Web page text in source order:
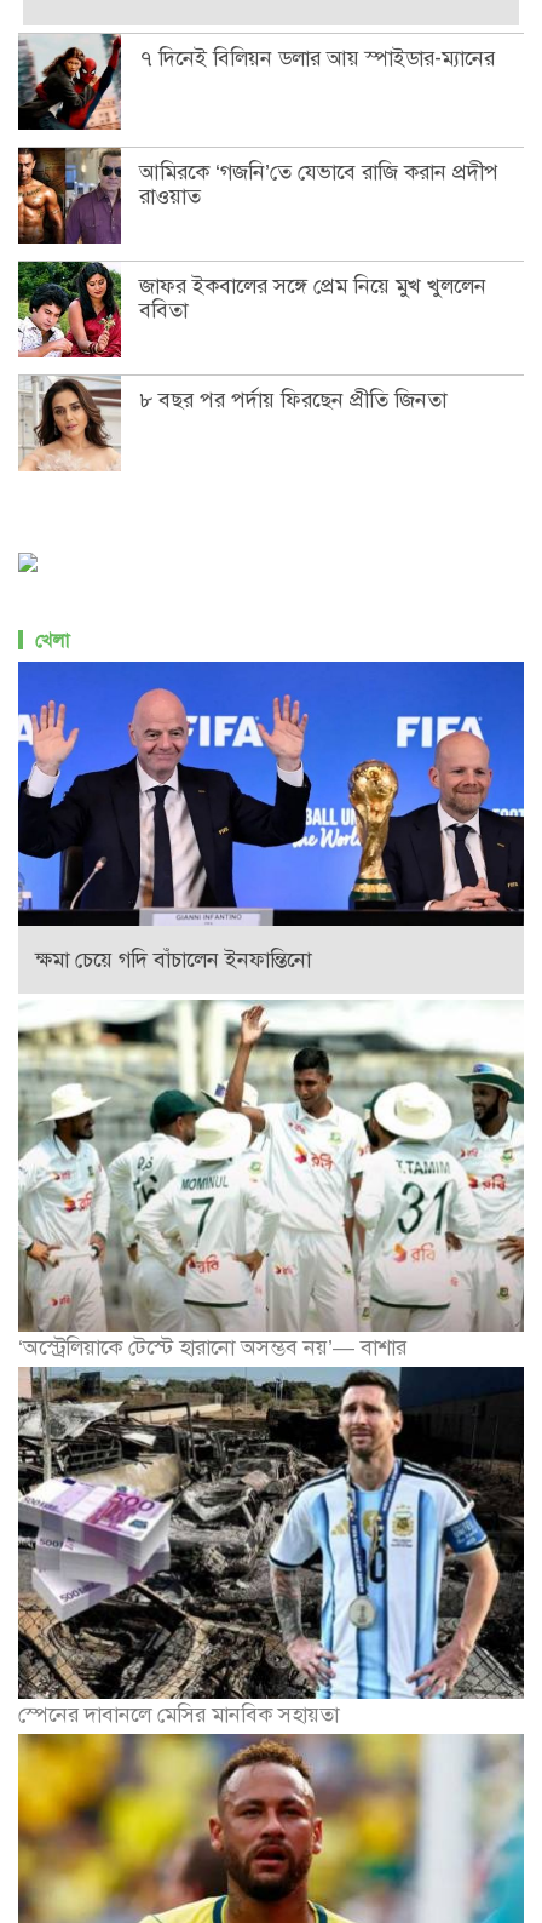
৭ দিনেই বিলিয়ন ডলার আয় স্পাইডার-ম্যানের
আমিরকে ‘গজনি’তে যেভাবে রাজি করান প্রদীপ
রাওয়াত
জাফর ইকবালের সঙ্গে প্রেম নিয়ে মুখ খুললেন
ববিতা
৮ বছর পর পর্দায় ফিরছেন প্রীতি জিনতা
খেলা
ক্ষমা চেয়ে গদি বাঁচালেন ইনফান্তিনো
‘অস্ট্রেলিয়াকে টেস্টে হারানো অসম্ভব নয়’— বাশার
স্পেনের দাবানলে মেসির মানবিক সহায়তা